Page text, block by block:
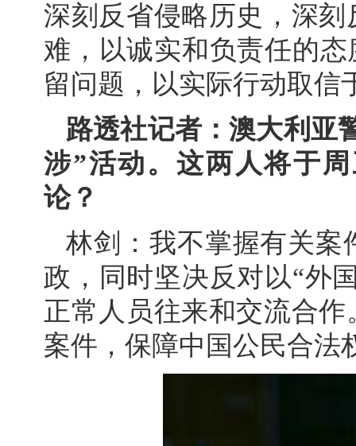
深刻反省侵略历史，深
难，以诚实和负责任的
留问题，以实际行动取信
路透社记者：澳大利亚
涉”活动。这两人将于
论？
林剑：我不掌握有关案
政，同时坚决反对以“外
正常人员往来和交流合
案件，保障中国公民合法